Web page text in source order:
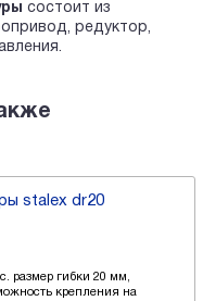
состоит из
редуктор,
stalex dr20
размер гибки 20 мм,
крепления на